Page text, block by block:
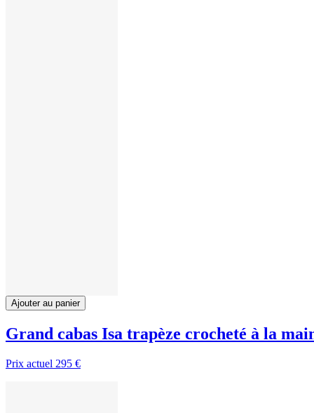
Ajouter au panier
Grand cabas Isa trapèze crocheté à la
Prix actuel 295 €